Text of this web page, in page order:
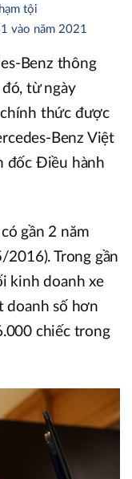
tội
vào năm 2021
Benz thông
từ ngày
thức được
Benz Việt
đốc Điều hành
gần 2 năm
Trong gần
kinh doanh xe
doanh số hơn
chiếc trong